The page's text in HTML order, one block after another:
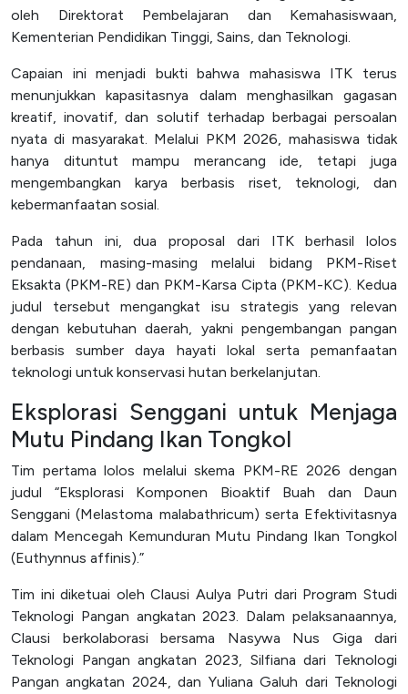
Satgas PPKPT
Laporan Keuangan
oleh Direktorat Pembelajaran dan Kemahasiswaan,
Kementerian Pendidikan Tinggi, Sains, dan Teknologi.
Capaian ini menjadi bukti bahwa mahasiswa ITK terus
menunjukkan kapasitasnya dalam menghasilkan gagasan
kreatif, inovatif, dan solutif terhadap berbagai persoalan
nyata di masyarakat. Melalui PKM 2026, mahasiswa tidak
hanya dituntut mampu merancang ide, tetapi juga
mengembangkan karya berbasis riset, teknologi, dan
kebermanfaatan sosial.
Pada tahun ini, dua proposal dari ITK berhasil lolos
pendanaan, masing-masing melalui bidang PKM-Riset
Eksakta (PKM-RE) dan PKM-Karsa Cipta (PKM-KC). Kedua
judul tersebut mengangkat isu strategis yang relevan
dengan kebutuhan daerah, yakni pengembangan pangan
berbasis sumber daya hayati lokal serta pemanfaatan
teknologi untuk konservasi hutan berkelanjutan.
Eksplorasi Senggani untuk Menjaga
Mutu Pindang Ikan Tongkol
Tim pertama lolos melalui skema PKM-RE 2026 dengan
judul “Eksplorasi Komponen Bioaktif Buah dan Daun
Senggani (Melastoma malabathricum) serta Efektivitasnya
dalam Mencegah Kemunduran Mutu Pindang Ikan Tongkol
(Euthynnus affinis).”
Tim ini diketuai oleh Clausi Aulya Putri dari Program Studi
Teknologi Pangan angkatan 2023. Dalam pelaksanaannya,
Clausi berkolaborasi bersama Nasywa Nus Giga dari
Teknologi Pangan angkatan 2023, Silfiana dari Teknologi
Pangan angkatan 2024, dan Yuliana Galuh dari Teknologi